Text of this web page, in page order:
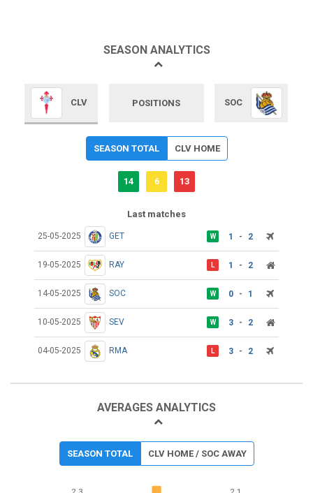
SEASON ANALYTICS
CLV POSITIONS SOC
SEASON TOTAL CLV HOME
14 6 13
Last matches
25-05-2025 GET W 1 - 2
19-05-2025 RAY L 1 - 2
14-05-2025 SOC W 0 - 1
10-05-2025 SEV W 3 - 2
04-05-2025 RMA L 3 - 2
AVERAGES ANALYTICS
SEASON TOTAL CLV HOME / SOC AWAY